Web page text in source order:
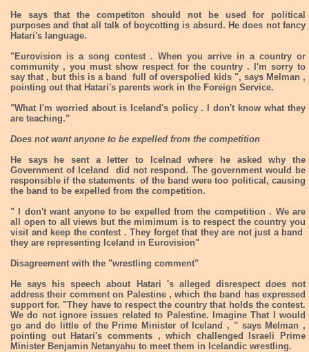
He says that the competiton should not be used for political
purposes and that all talk of boycotting is absurd. He does not fancy
Hatari's language.
"Eurovision is a song contest . When you arrive in a country or
community , you must show respect for the country . I'm sorry to
say that , but this is a band full of overspolied kids ", says Melman ,
pointing out that Hatari's parents work in the Foreign Service.
"What I'm worried about is Iceland's policy . I don't know what they
are teaching."
Does not want anyone to be expelled from the competition
He says he sent a letter to Icelnad where he asked why the
Government of Iceland did not respond. The government would be
responsible if the statements of the band were too political, causing
the band to be expelled from the competition.
" I don't want anyone to be expelled from the competition . We are
all open to all views but the mimimum is to respect the country you
visit and keep the contest . They forget that they are not just a band
they are representing Iceland in Eurovision"
Disagreement with the "wrestling comment"
He says his speech about Hatari 's alleged disrespect does not
address their comment on Palestine , which the band has expressed
support for. "They have to respect the country that holds the contest.
We do not ignore issues related to Palestine. Imagine That I would
go and do little of the Prime Minister of Iceland , " says Melman ,
pointing out Hatari's comments , which challenged Israeli Prime
Minister Benjamin Netanyahu to meet them in Icelandic wrestling.